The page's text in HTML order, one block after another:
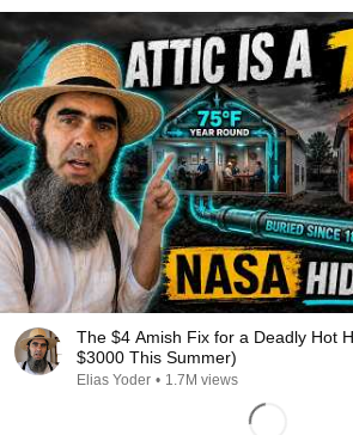
The $4 Amish Fix for a Deadly Hot
$3000 This Summer)
Elias Yoder • 1.7M views